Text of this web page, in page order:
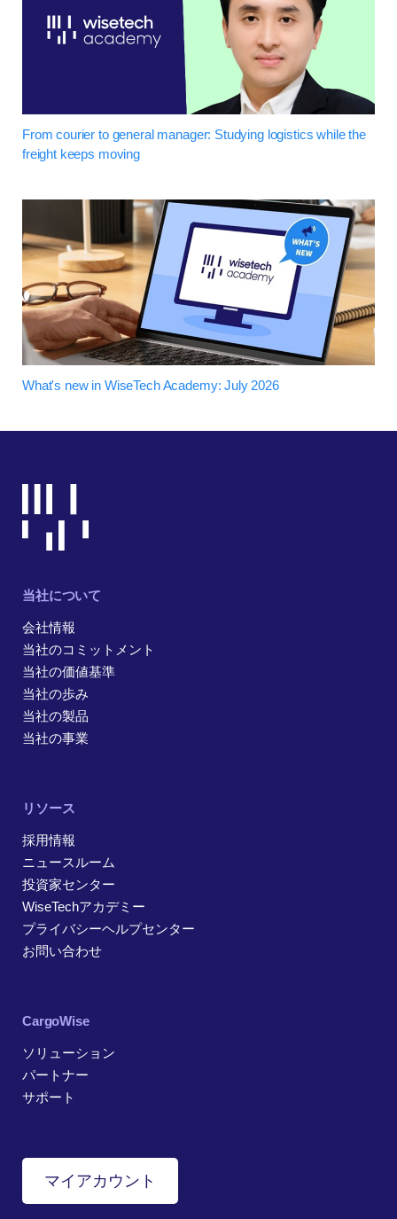
From courier to general manager: Studying logistics while the
freight keeps moving
What's new in WiseTech Academy: July 2026
当社について
会社情報
当社のコミットメント
当社の価値基準
当社の歩み
当社の製品
当社の事業
リソース
採用情報
ニュースルーム
投資家センター
WiseTechアカデミー
プライバシーヘルプセンター
お問い合わせ
CargoWise
ソリューション
パートナー
サポート
マイアカウント